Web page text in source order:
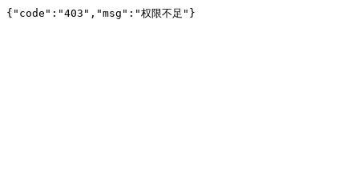
{"code":"403","msg":"权限不足"}